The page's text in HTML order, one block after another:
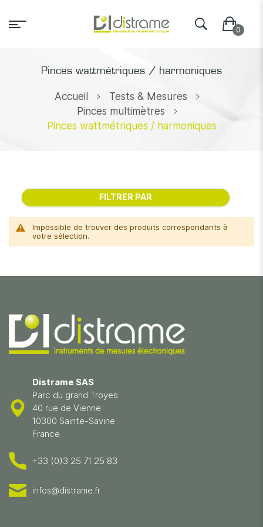
Pinces wattmétriques / harmoniques
Accueil
Tests & Mesures
Pinces multimètres
Pinces wattmétriques / harmoniques
Impossible de trouver des produits correspondants à
votre sélection.
FILTRER PAR
Distrame SAS
Parc du grand Troyes
40 rue de Vienne
10300 Sainte-Savine
France
+33 (0)3 25 71 25 83
infos@distrame.fr